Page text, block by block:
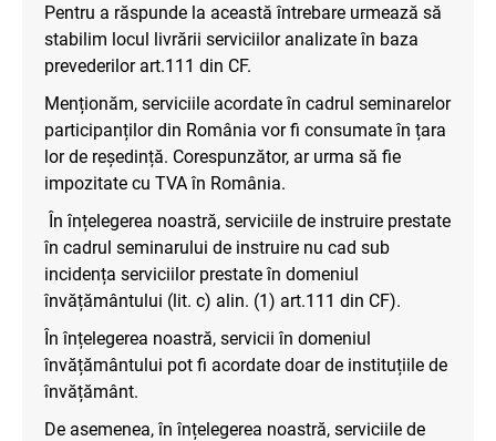
Pentru a răspunde la această întrebare urmează să
stabilim locul livrării serviciilor analizate în baza
prevederilor art.111 din CF.
Menționăm, serviciile acordate în cadrul seminarelor
participanților din România vor fi consumate în țara
lor de reședință. Corespunzător, ar urma să fie
impozitate cu TVA în România.
În înțelegerea noastră, serviciile de instruire prestate
în cadrul seminarului de instruire nu cad sub
incidența serviciilor prestate în domeniul
învățământului (lit. c) alin. (1) art.111 din CF).
În înțelegerea noastră, servicii în domeniul
învățământului pot fi acordate doar de instituțiile de
învățământ.
De asemenea, în înțelegerea noastră, serviciile de